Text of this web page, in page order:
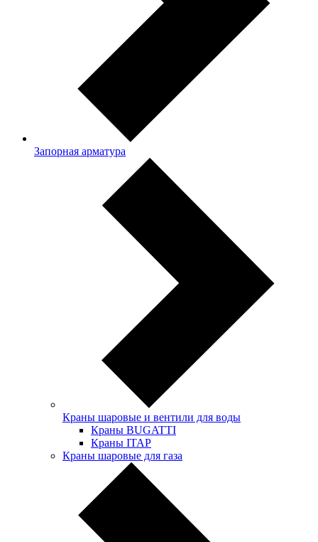
Запорная арматура
Краны шаровые и вентили для воды
Краны BUGATTI
Краны ITAP
Краны шаровые для газа